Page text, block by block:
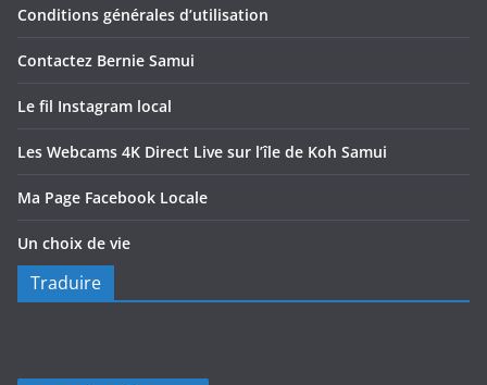
Conditions générales d’utilisation
Contactez Bernie Samui
Le fil Instagram local
Les Webcams 4K Direct Live sur l’île de Koh Samui
Ma Page Facebook Locale
Un choix de vie
Traduire